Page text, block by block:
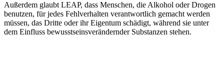
Außerdem glaubt LEAP, dass Menschen, die Alkohol oder Drogen
benutzen, für jedes Fehlverhalten verantwortlich gemacht werden
müssen, das Dritte oder ihr Eigentum schädigt, während sie unter
dem Einfluss bewusstseinsverändernder Substanzen stehen.